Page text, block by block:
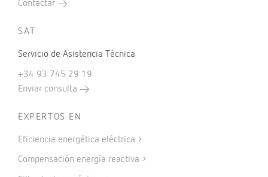
Contactar
SAT
Servicio de Asistencia Técnica
+34 93 745 29 19
Enviar consulta
EXPERTOS EN
Eficiencia energética eléctrica
Compensación energía reactiva